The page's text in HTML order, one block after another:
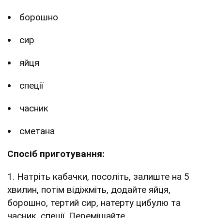
борошно
сир
яйця
спеції
часник
сметана
Спосіб приготування:
1. Натріть кабачки, посоліть, залиште на 5
хвилин, потім відіжміть, додайте яйця,
борошно, тертий сир, натерту цибулю та